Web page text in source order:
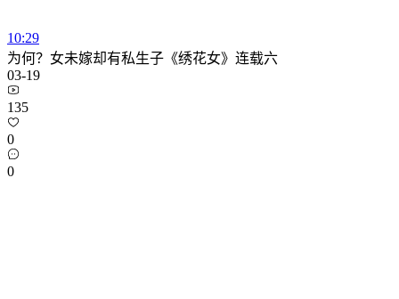
10:29
为何？女未嫁却有私生子《绣花女》连载六
03-19
135
0
0